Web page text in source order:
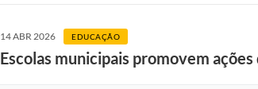
14 ABR 2026 EDUCAÇÃO
Escolas municipais promovem